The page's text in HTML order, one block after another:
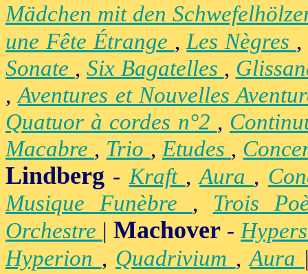
Mädchen mit den
une Fête Étrange ,Les Nègres ,
Sonate , Six Bagatelles ,
,Aventures et Nouvelles
Quatuor à cordes n°2 ,
Macabre , Trio ,Etudes ,
Lindberg -Kraft ,Aura ,
Musique Funèbre , Trois
Orchestre | Machover -
Hyperion , Quadrivium ,Aura